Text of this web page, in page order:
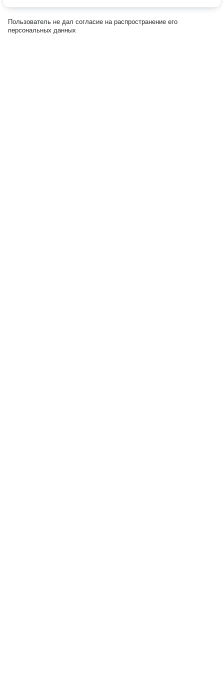
Пользователь не дал согласие на распространение его
персональных данных